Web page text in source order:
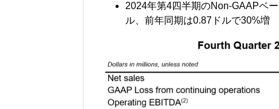
2024年第4四半期のNon-GAAPベ
ル、前年同期は0.87ドルで30%増